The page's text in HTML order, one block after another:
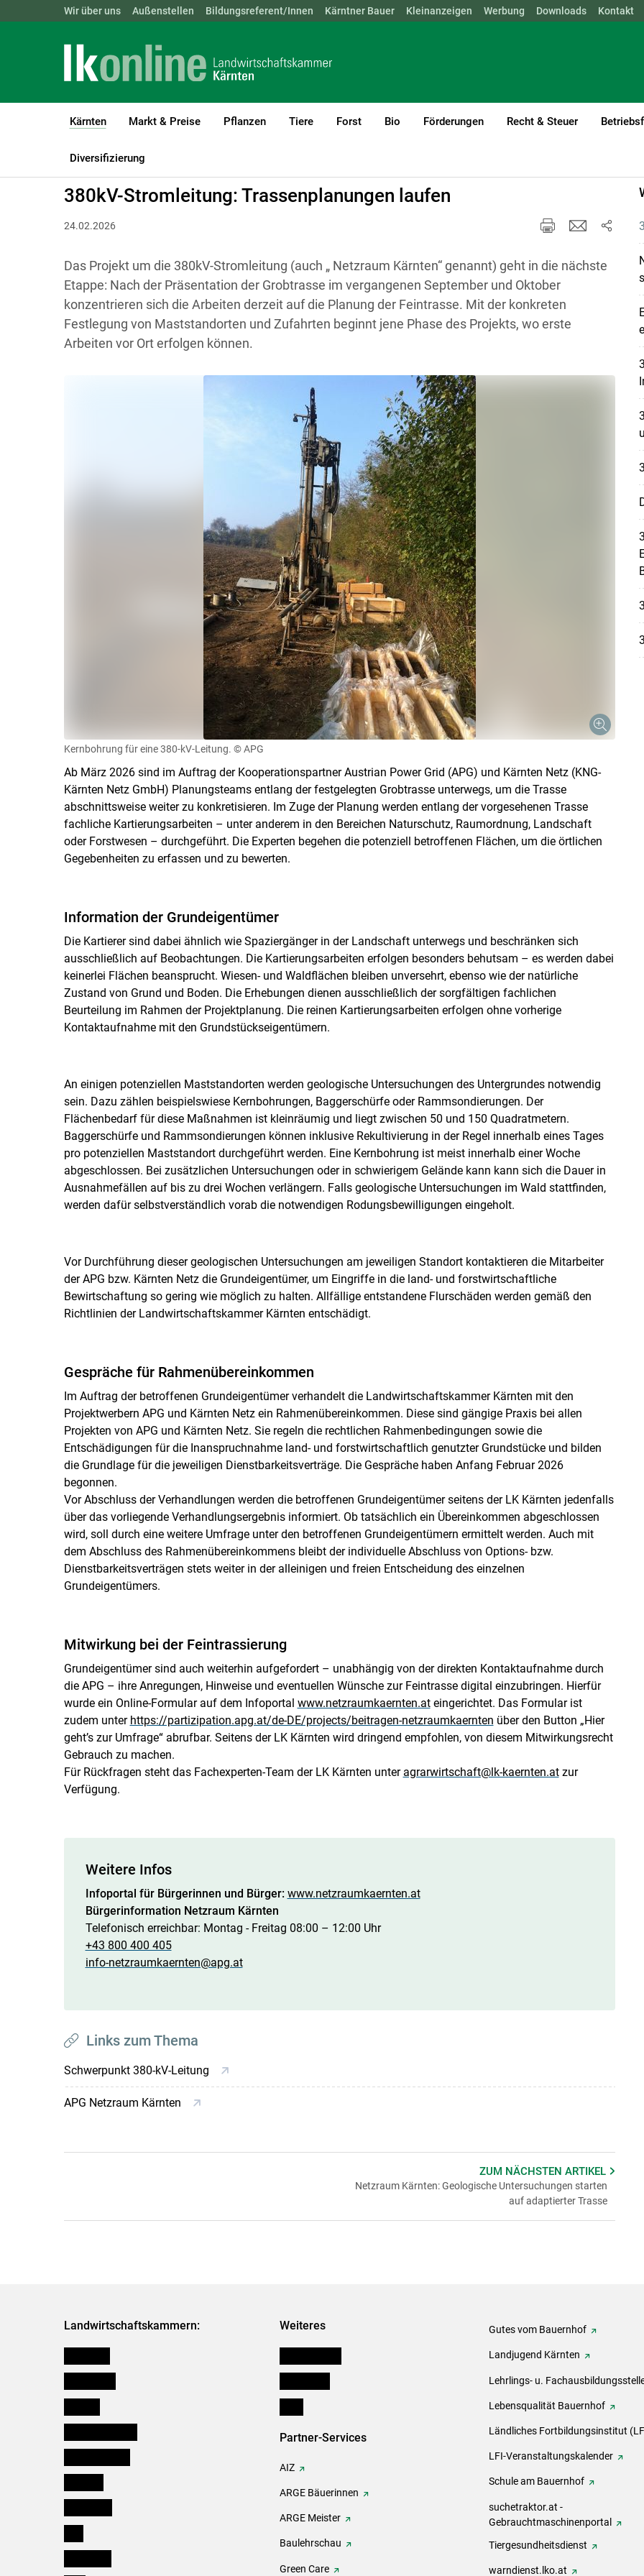
Skip to main content
Landwirtschaftskammern: ÖSTERREICH BGLD KTN NÖ OÖ SBG STMK TIROL VBG WIEN
Wir über uns Außenstellen Bildungsreferent/Innen Kärntner Bauer Kleinanzeigen Werbung Downloads Kontakt
Kärnten
(current)1
Markt & Preise Pflanzen Tiere Forst Bio Förderungen Recht & Steuer
Diversifizierung
LK Kärnten Kärnten
380kV-Stromleitung: Trassenplanungen laufen
24.02.2026
Das Projekt um die 380kV-Stromleitung (auch „ Netzraum Kärnten“ genannt) geht in die nächste
Etappe: Nach der Präsentation der Grobtrasse im vergangenen September und Oktober
konzentrieren sich die Arbeiten derzeit auf die Planung der Feintrasse. Mit der konkreten
Festlegung von Maststandorten und Zufahrten beginnt jene Phase des Projekts, wo erste
Arbeiten vor Ort erfolgen können.
Kernbohrung für eine 380-kV-Leitung. © APG
Ab März 2026 sind im Auftrag der Kooperationspartner Austrian Power Grid (APG) und Kärnten Netz (KNG-
Kärnten Netz GmbH) Planungsteams entlang der festgelegten Grobtrasse unterwegs, um die Trasse
abschnittsweise weiter zu konkretisieren. Im Zuge der Planung werden entlang der vorgesehenen Trasse
fachliche Kartierungsarbeiten – unter anderem in den Bereichen Naturschutz, Raumordnung, Landschaft
oder Forstwesen – durchgeführt. Die Experten begehen die potenziell betroffenen Flächen, um die örtlichen
Gegebenheiten zu erfassen und zu bewerten.
Information der Grundeigentümer
Die Kartierer sind dabei ähnlich wie Spaziergänger in der Landschaft unterwegs und beschränken sich
ausschließlich auf Beobachtungen. Die Kartierungsarbeiten erfolgen besonders behutsam – es werden dabei
keinerlei Flächen beansprucht. Wiesen- und Waldflächen bleiben unversehrt, ebenso wie der natürliche
Zustand von Grund und Boden. Die Erhebungen dienen ausschließlich der sorgfältigen fachlichen
Beurteilung im Rahmen der Projektplanung. Die reinen Kartierungsarbeiten erfolgen ohne vorherige
Kontaktaufnahme mit den Grundstückseigentümern.
An einigen potenziellen Maststandorten werden geologische Untersuchungen des Untergrundes notwendig
sein. Dazu zählen beispielswiese Kernbohrungen, Baggerschürfe oder Rammsondierungen. Der
Flächenbedarf für diese Maßnahmen ist kleinräumig und liegt zwischen 50 und 150 Quadratmetern.
Baggerschürfe und Rammsondierungen können inklusive Rekultivierung in der Regel innerhalb eines Tages
pro potenziellen Maststandort durchgeführt werden. Eine Kernbohrung ist meist innerhalb einer Woche
abgeschlossen. Bei zusätzlichen Untersuchungen oder in schwierigem Gelände kann kann sich die Dauer in
Ausnahmefällen auf bis zu drei Wochen verlängern. Falls geologische Untersuchungen im Wald stattfinden,
werden dafür selbstverständlich vorab die notwendigen Rodungsbewilligungen eingeholt.
Vor Durchführung dieser geologischen Untersuchungen am jeweiligen Standort kontaktieren die Mitarbeiter
der APG bzw. Kärnten Netz die Grundeigentümer, um Eingriffe in die land- und forstwirtschaftliche
Bewirtschaftung so gering wie möglich zu halten. Allfällige entstandene Flurschäden werden gemäß den
Richtlinien der Landwirtschaftskammer Kärnten entschädigt.
Gespräche für Rahmenübereinkommen
Im Auftrag der betroffenen Grundeigentümer verhandelt die Landwirtschaftskammer Kärnten mit den
Projektwerbern APG und Kärnten Netz ein Rahmenübereinkommen. Diese sind gängige Praxis bei allen
Projekten von APG und Kärnten Netz. Sie regeln die rechtlichen Rahmenbedingungen sowie die
Entschädigungen für die Inanspruchnahme land- und forstwirtschaftlich genutzter Grundstücke und bilden
die Grundlage für die jeweiligen Dienstbarkeitsverträge. Die Gespräche haben Anfang Februar 2026
begonnen.
Vor Abschluss der Verhandlungen werden die betroffenen Grundeigentümer seitens der LK Kärnten jedenfalls
über das vorliegende Verhandlungsergebnis informiert. Ob tatsächlich ein Übereinkommen abgeschlossen
wird, soll durch eine weitere Umfrage unter den betroffenen Grundeigentümern ermittelt werden. Auch mit
dem Abschluss des Rahmenübereinkommens bleibt der individuelle Abschluss von Options- bzw.
Dienstbarkeitsverträgen stets weiter in der alleinigen und freien Entscheidung des einzelnen
Grundeigentümers.
Mitwirkung bei der Feintrassierung
Grundeigentümer sind auch weiterhin aufgefordert – unabhängig von der direkten Kontaktaufnahme durch
die APG – ihre Anregungen, Hinweise und eventuellen Wünsche zur Feintrasse digital einzubringen. Hierfür
wurde ein Online-Formular auf dem Infoportal www.netzraumkaernten.ateingerichtet. Das Formular ist
zudem unter https://partizipation.apg.at/de-DE/projects/beitragen-netzraumkaernten über den Button „Hier
geht’s zur Umfrage“ abrufbar. Seitens der LK Kärnten wird dringend empfohlen, von diesem Mitwirkungsrecht
Gebrauch zu machen.
Für Rückfragen steht das Fachexperten-Team der LK Kärnten unter agrarwirtschaft@lk-kaernten.atzur
Verfügung.
Weitere Infos
Infoportal für Bürgerinnen und Bürger: www.netzraumkaernten.at
Bürgerinformation Netzraum Kärnten
Telefonisch erreichbar: Montag - Freitag 08:00 – 12:00 Uhr
+43 800 400 405
info-netzraumkaernten@apg.at
Links zum Thema
Schwerpunkt 380-kV-Leitung
APG Netzraum Kärnten
ZUM NÄCHSTENARTIKEL
Netzraum Kärnten: Geologische Untersuchungen starten
auf adaptierter Trasse
Landwirtschaftskammern: Weiteres
Partner-Services
AIZ
ARGE Bäuerinnen
ARGE Meister
Baulehrschau
Green Care
Gutes vom Bauernhof
Landjugend Kärnten
Lehrlings- u.
Lebensqualität Bauernhof
Ländliches Fortbildungsinstitut
LFI-Veranstaltungskalender
Schule am Bauernhof
suchetraktor.at -
Gebrauchtmaschinenportal
Tiergesundheitsdienst
warndienst.lko.at